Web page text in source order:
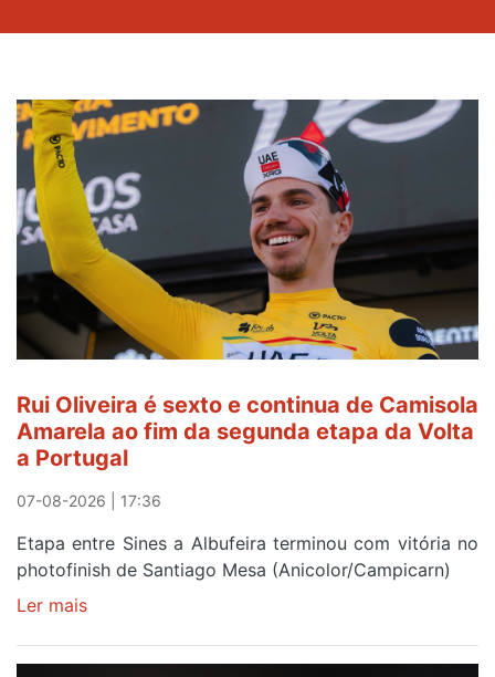
Rui Oliveira é sexto e continua de Camisola
Amarela ao fim da segunda etapa da Volta
a Portugal
07-08-2026 | 17:36
Etapa entre Sines a Albufeira terminou com vitória no
photofinish de Santiago Mesa (Anicolor/Campicarn)
Ler mais
Oliveira